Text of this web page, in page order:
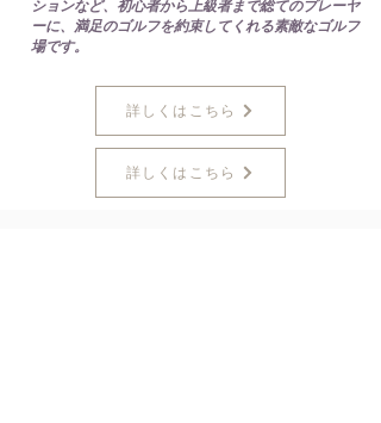
ションなど、初心者から上級者まで総てのプレーヤ
ーに、満足のゴルフを約束してくれる素敵なゴルフ
場です。
詳しくはこちら
詳しくはこちら